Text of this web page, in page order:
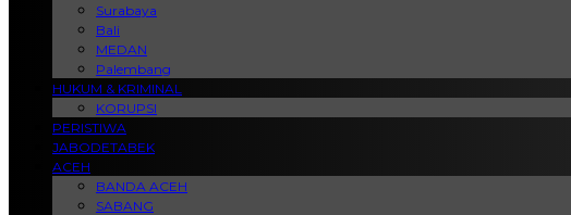
Surabaya
Bali
MEDAN
Palembang
HUKUM & KRIMINAL
KORUPSI
PERISTIWA
JABODETABEK
ACEH
BANDA ACEH
SABANG